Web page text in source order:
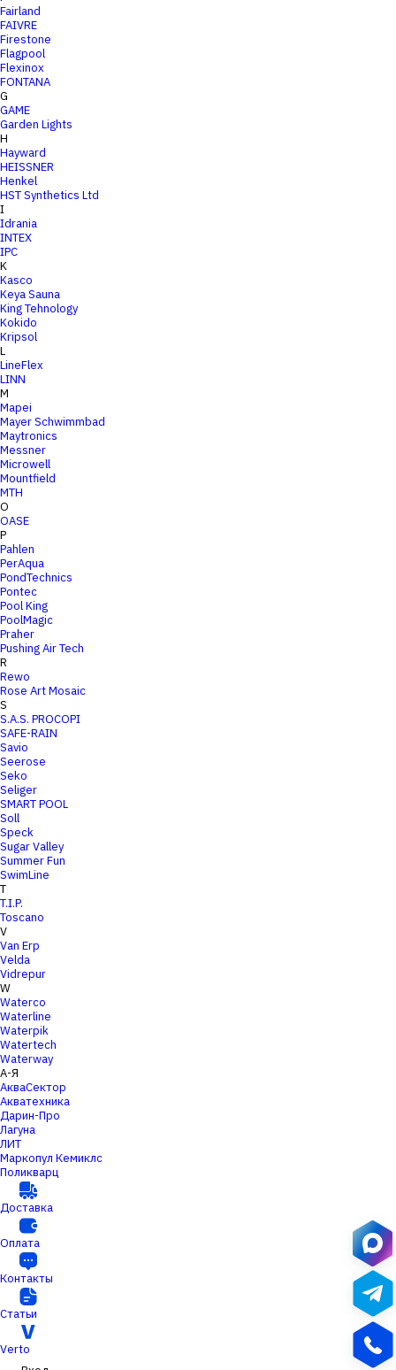
Fairland
FAIVRE
Firestone
Flagpool
Flexinox
FONTANA
G
GAME
Garden Lights
H
Hayward
HEISSNER
Henkel
HST Synthetics Ltd
I
Idrania
INTEX
IPC
K
Kasco
Keya Sauna
King Tehnology
Kokido
Kripsol
L
LineFlex
LINN
M
Mapei
Mayer Schwimmbad
Maytronics
Messner
Microwell
Mountfield
MTH
O
OASE
P
Pahlen
PerAqua
PondTechnics
Pontec
Pool King
PoolMagic
Praher
Pushing Air Tech
R
Rewo
Rose Art Mosaic
S
S.A.S. PROCOPI
SAFE-RAIN
Savio
Seerose
Seko
Seliger
SMART POOL
Soll
Speck
Sugar Valley
Summer Fun
SwimLine
T
T.I.P.
Toscano
V
Van Erp
Velda
Vidrepur
W
Waterco
Waterline
Waterpik
Watertech
Waterway
А-Я
АкваСектор
Акватехника
Дарин-Про
Лагуна
ЛИТ
Маркопул Кемиклс
Поликварц
Доставка
Оплата
Контакты
Статьи
Verto